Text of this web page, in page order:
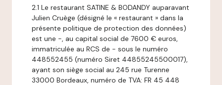
2.1 Le restaurant SATINE & BODANDY auparavant
Julien Cruège (désigné le « restaurant » dans la
présente politique de protection des données)
est une -, au capital social de 7600 € euros,
immatriculée au RCS de - sous le numéro
448552455 (numéro Siret 44855245500017),
ayant son siège social au 245 rue Turenne
33000 Bordeaux, numéro de TVA: FR 45 448